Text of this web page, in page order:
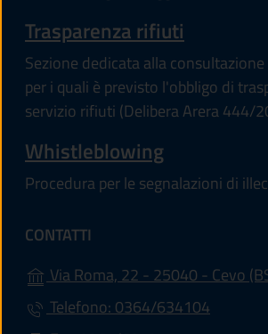
Trasparenza rifiuti
Sezione dedicata alla
per i quali è previsto l'obbligo di
servizio rifiuti (Delibera Arera 444/
Whistleblowing
Procedura per le segnalazioni di
CONTATTI
Via Roma, 22 - 25040 - Cevo
Telefono: 0364/634104